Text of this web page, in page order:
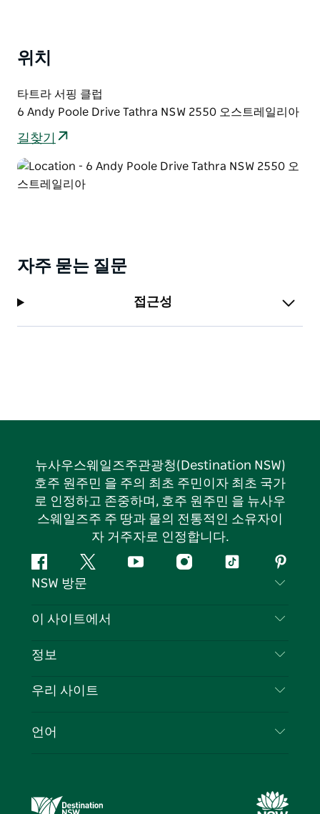
위치
타트라 서핑 클럽
6 Andy Poole Drive Tathra NSW 2550 오스트레일리아
길찾기
자주 묻는 질문
접근성
뉴사우스웨일즈주관광청(Destination NSW)
호주 원주민 을 주의 최초 주민이자 최초 국가
로 인정하고 존중하며, 호주 원주민 을 뉴사우
스웨일즈주 주 땅과 물의 전통적인 소유자이
자 거주자로 인정합니다.
페
이
북
지
다
유
인
틱
핀
터
스
NSW 방문
문의하기
쿠키 고지
이 사이트에서
목적지
이벤트
정보
여행 정보
뉴사우스웨일즈주 의 사업
우리 사이트
뉴사우스웨일즈주관광청(Destination NSW) 미디
언어